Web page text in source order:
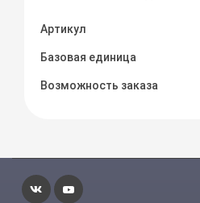
Артикул
Базовая единица
Возможность заказа